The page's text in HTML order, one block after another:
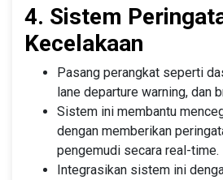
4. Sistem
Kecelakaan
Pasang perangkat seperti
lane departure warning, dan
Sistem ini membantu
dengan memberikan
pengemudi secara real-time.
Integrasikan sistem ini